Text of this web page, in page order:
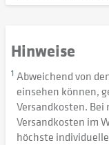
Hinweise
1 Abweichend von
einsehen können,
Versandkosten.
Versandkosten im
höchste